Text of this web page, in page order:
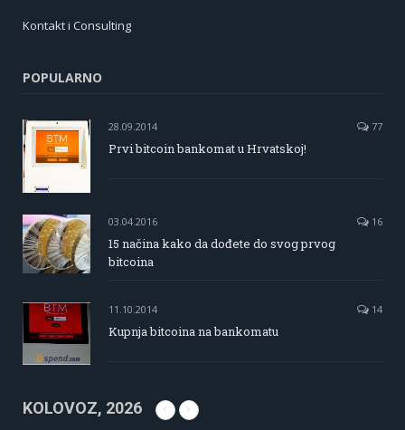
Kontakt i Consulting
POPULARNO
28.09.2014 77
Prvi bitcoin bankomat u Hrvatskoj!
03.04.2016 16
15 načina kako da dođete do svog prvog
bitcoina
11.10.2014 14
Kupnja bitcoina na bankomatu
KOLOVOZ, 2026